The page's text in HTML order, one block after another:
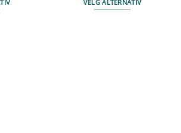
VELG ALTERNATIV